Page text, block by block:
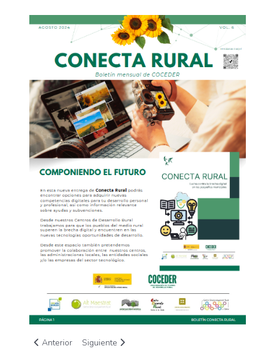
Artículo anterior: Boletín Conecta Rural septiembre 2024
Anterior Artículo siguiente: Boletín Conecta Rural julio
Siguiente